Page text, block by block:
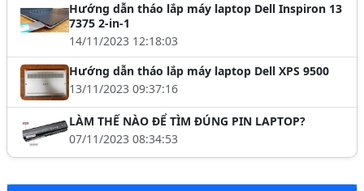
Hướng dẫn tháo lắp máy laptop Dell Inspiron 13
7375 2-in-1
14/11/2023 12:18:03
Hướng dẫn tháo lắp máy laptop Dell XPS 9500
13/11/2023 09:37:16
LÀM THẾ NÀO ĐỂ TÌM ĐÚNG PIN LAPTOP?
07/11/2023 08:34:53